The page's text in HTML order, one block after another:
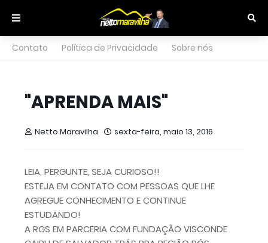
Contato Política de Privacidade Sobre nós
"APRENDA MAIS"
Netto Maravilha sexta-feira, maio 13, 2016
LEIA, PERGUNTE, SEJA CURIOSO!!
ESTEJA EM CONTATO COM PESSOAS QUE LHE
AGREGUE CONHECIMENTO E CONTINUE
ESTUDANDO!
A RGS EM PARCERIA COM FUNDAÇÃO VISCONDE